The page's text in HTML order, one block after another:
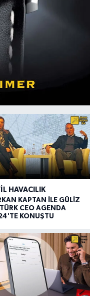
HAVACILIK
KAPTAN İLE GÜLİZ
CEO AGENDA
KONUŞTU